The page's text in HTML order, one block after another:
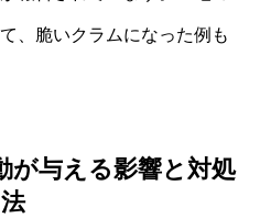
、脆いクラムになった例も
が与える影響と対処
法